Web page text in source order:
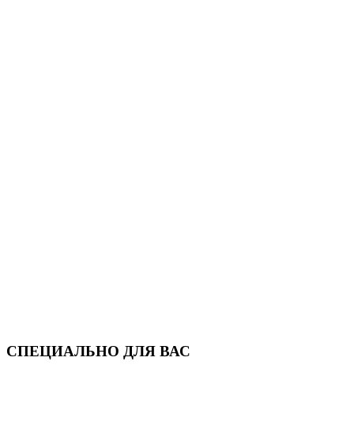
СПЕЦИАЛЬНО ДЛЯ ВАС